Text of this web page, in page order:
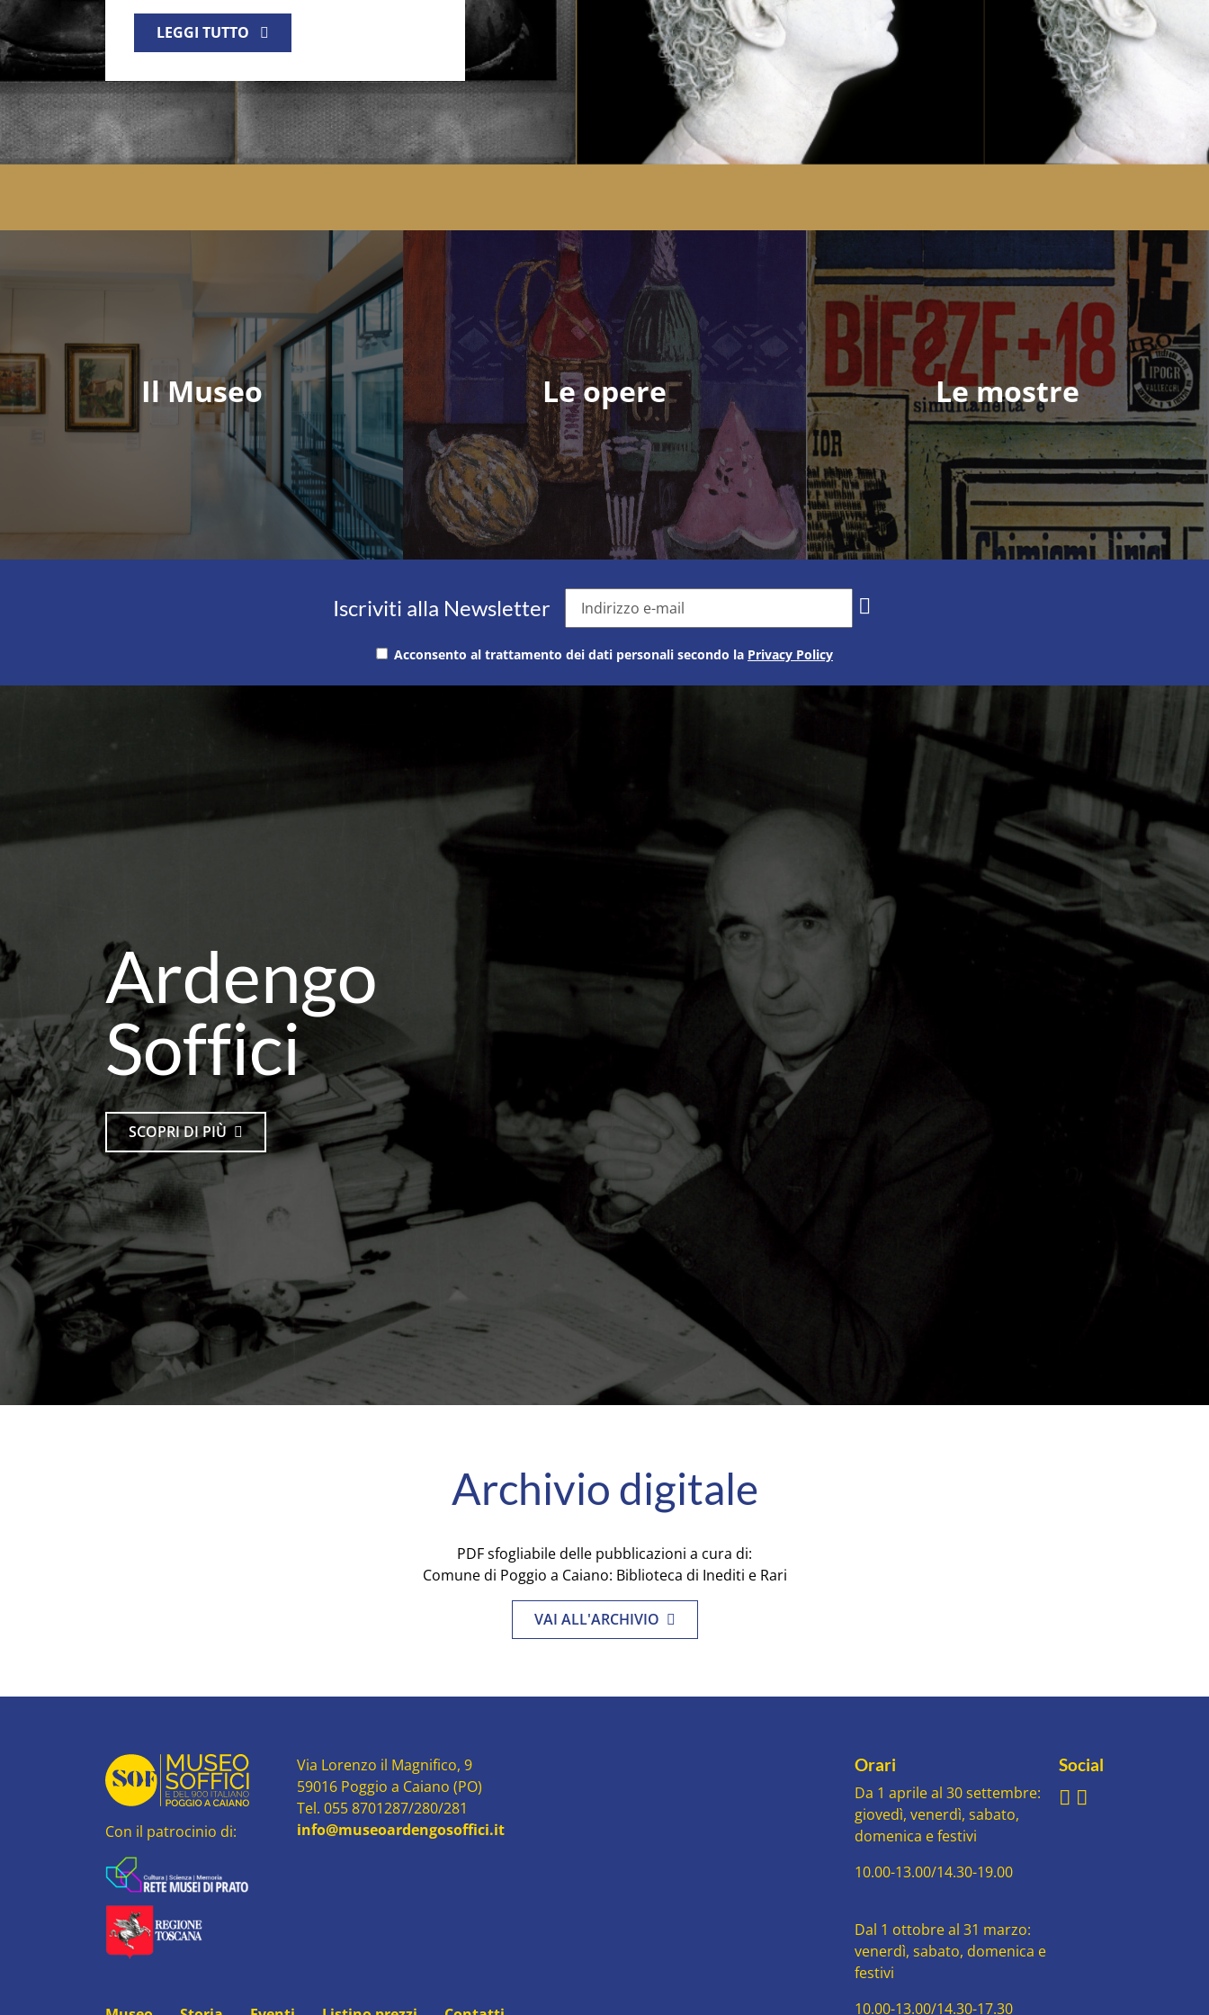
LEGGI TUTTO
Il Museo Le opere Le mostre
Iscriviti alla Newsletter Indirizzo e-mail
Acconsento al trattamento dei dati personali secondo la Privacy Policy
Ardengo
Soffici
SCOPRI DI PIÙ
Archivio digitale
PDF sfogliabile delle pubblicazioni a cura di:
Comune di Poggio a Caiano: Biblioteca di Inediti e Rari
VAI ALL'ARCHIVIO
Con il patrocinio di:
Via Lorenzo il Magnifico, 9
59016 Poggio a Caiano (PO)
Tel. 055 8701287/280/281
info@museoardengosoffici.it
Orari
Da 1 aprile al 30 settembre:
giovedì, venerdì, sabato,
domenica e festivi
10.00-13.00/14.30-19.00
Dal 1 ottobre al 31 marzo:
venerdì, sabato, domenica e
festivi
10.00-13.00/14.30-17.30
Social